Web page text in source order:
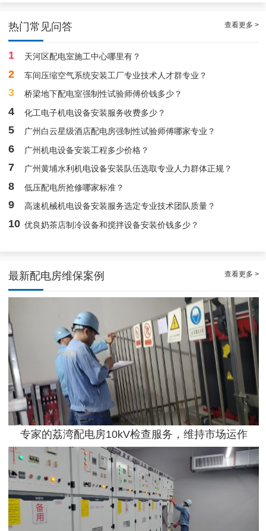
热门常见问答 查看更多 >
1 天河区配电室施工中心哪里有？
2 车间压缩空气系统安装工厂专业技术人才群专业？
3 桥梁地下配电室强制性试验师傅价钱多少？
4 化工电子机电设备安装服务收费多少？
5 广州白云星级酒店配电房强制性试验师傅哪家专业？
6 广州机电设备安装工程多少价格？
7 广州黄埔水利机电设备安装队伍选取专业人力群体正规？
8 低压配电所抢修哪家标准？
9 高速机械机电设备安装服务选定专业技术团队质量？
10 优良奶茶店制冷设备和搅拌设备安装价钱多少？
最新配电房维保案例 查看更多 >
专家的荔湾配电房10kV检查服务，维持市场运作